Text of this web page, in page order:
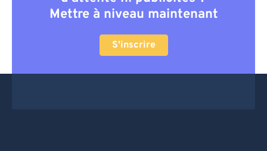
Mettre à niveau maintenant
S'inscrire